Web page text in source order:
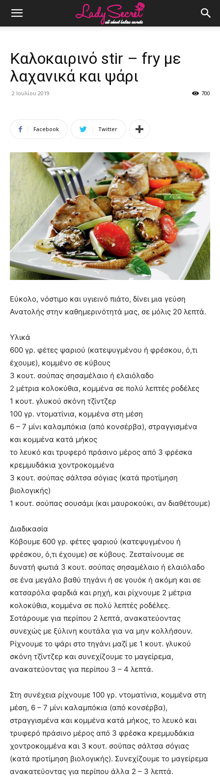
Καλοκαιρινό stir – fry με
λαχανικά και ψάρι
2 Ιουλίου 2019 700
Facebook Twitter
Εύκολο, νόστιμο και υγιεινό πιάτο, δίνει μια γεύση
Ανατολής στην καθημερινότητά μας, σε μόλις 20 λεπτά.
Υλικά
600 γρ. φέτες ψαριού (κατεψυγμένου ή φρέσκου, ό,τι
έχουμε), κομμένο σε κύβους
3 κουτ. σούπας σησαμέλαιο ή ελαιόλαδο
2 μέτρια κολοκύθια, κομμένα σε πολύ λεπτές ροδέλες
1 κουτ. γλυκού σκόνη τζίντζερ
100 γρ. ντοματίνια, κομμένα στη μέση
6 – 7 μίνι καλαμπόκια (από κονσέρβα), στραγγισμένα
και κομμένα κατά μήκος
το λευκό και τρυφερό πράσινο μέρος από 3 φρέσκα
κρεμμυδάκια χοντροκομμένα
3 κουτ. σούπας σάλτσα σόγιας (κατά προτίμηση
βιολογικής)
1 κουτ. σούπας σουσάμι (και μαυροκούκι, αν διαθέτουμε)
Διαδικασία
Κόβουμε 600 γρ. φέτες ψαριού (κατεψυγμένου ή
φρέσκου, ό,τι έχουμε) σε κύβους. Ζεσταίνουμε σε
δυνατή φωτιά 3 κουτ. σούπας σησαμέλαιο ή ελαιόλαδο
σε ένα μεγάλο βαθύ τηγάνι ή σε γουόκ ή ακόμη και σε
κατσαρόλα φαρδιά και ρηχή, και ρίχνουμε 2 μέτρια
κολοκύθια, κομμένα σε πολύ λεπτές ροδέλες.
Σοτάρουμε για περίπου 2 λεπτά, ανακατεύοντας
συνεχώς με ξύλινη κουτάλα για να μην κολλήσουν.
Ρίχνουμε το ψάρι στο τηγάνι μαζί με 1 κουτ. γλυκού
σκόνη τζίντζερ και συνεχίζουμε το μαγείρεμα,
ανακατεύοντας για περίπου 3 – 4 λεπτά.
Στη συνέχεια ρίχνουμε 100 γρ. ντοματίνια, κομμένα στη
μέση, 6 – 7 μίνι καλαμπόκια (από κονσέρβα),
στραγγισμένα και κομμένα κατά μήκος, το λευκό και
τρυφερό πράσινο μέρος από 3 φρέσκα κρεμμυδάκια
χοντροκομμένα και 3 κουτ. σούπας σάλτσα σόγιας
(κατά προτίμηση βιολογικής). Συνεχίζουμε το μαγείρεμα
ανακατεύοντας για περίπου άλλα 2 – 3 λεπτά.